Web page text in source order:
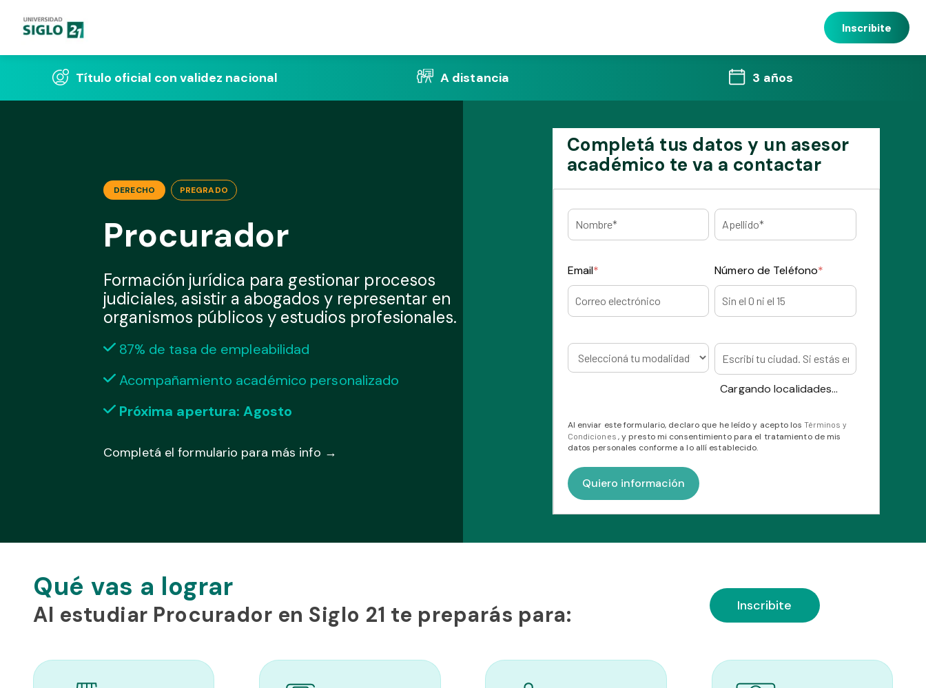
Título oficial con validez nacional A distancia 3 años
DERECHO PREGRADO
Procurador
Formación jurídica para gestionar procesos
judiciales, asistir a abogados y representar en
organismos públicos y estudios profesionales.
87% de tasa de empleabilidad
Acompañamiento académico personalizado
Próxima apertura: Agosto
Completá el formulario para más info →
Completá tus datos y un asesor
académico te va a contactar
Email* Número de Teléfono*
Cargando localidades...
Al enviar este formulario, declaro que he leído y acepto los Términos y
Condiciones , y presto mi consentimiento para el tratamiento de mis
datos personales conforme a lo allí establecido.
Qué vas a lograr
Al estudiar Procurador en Siglo 21 te preparás para: Inscribite
Inscribite